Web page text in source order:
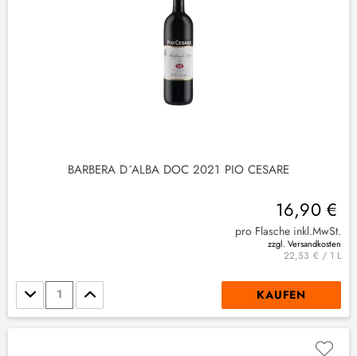
BARBERA D´ALBA DOC 2021 PIO CESARE
16,90 €
pro Flasche inkl.MwSt.
zzgl. Versandkosten
22,53 € / 1 L
Stückzahl KAUFEN